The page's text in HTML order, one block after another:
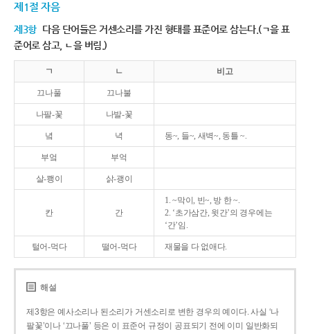
제1절 자음
제3항 다음 단어들은 거센소리를 가진 형태를 표준어로 삼는다.(ㄱ을 표
준어로 삼고, ㄴ을 버림.)
ㄱ ㄴ 비고
끄나풀 끄나불
나팔-꽃 나발-꽃
녘 녁 동~, 들~, 새벽~, 동틀 ~.
부엌 부억
살-쾡이 삵-괭이
칸 간
1. ~막이, 빈~, 방 한 ~.
2. ‘초가삼간, 윗간’의 경우에는
‘간’임.
털어-먹다 떨어-먹다 재물을 다 없애다.
해설
제3항은 예사소리나 된소리가 거센소리로 변한 경우의 예이다. 사실 ‘나
팔꽃’이나 ‘끄나풀’ 등은 이 표준어 규정이 공표되기 전에 이미 일반화되